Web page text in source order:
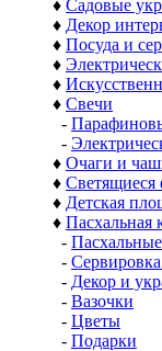
♦ Садовые
♦ Декор
♦ Посуда и
♦
♦
♦ Свечи
-
-
♦ Очаги и
♦
♦ Детская
♦ Пасхальная
-
- Сервировка
- Декор и
- Вазочки
- Цветы
- Подарки